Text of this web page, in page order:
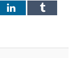
LinkedInTumblr